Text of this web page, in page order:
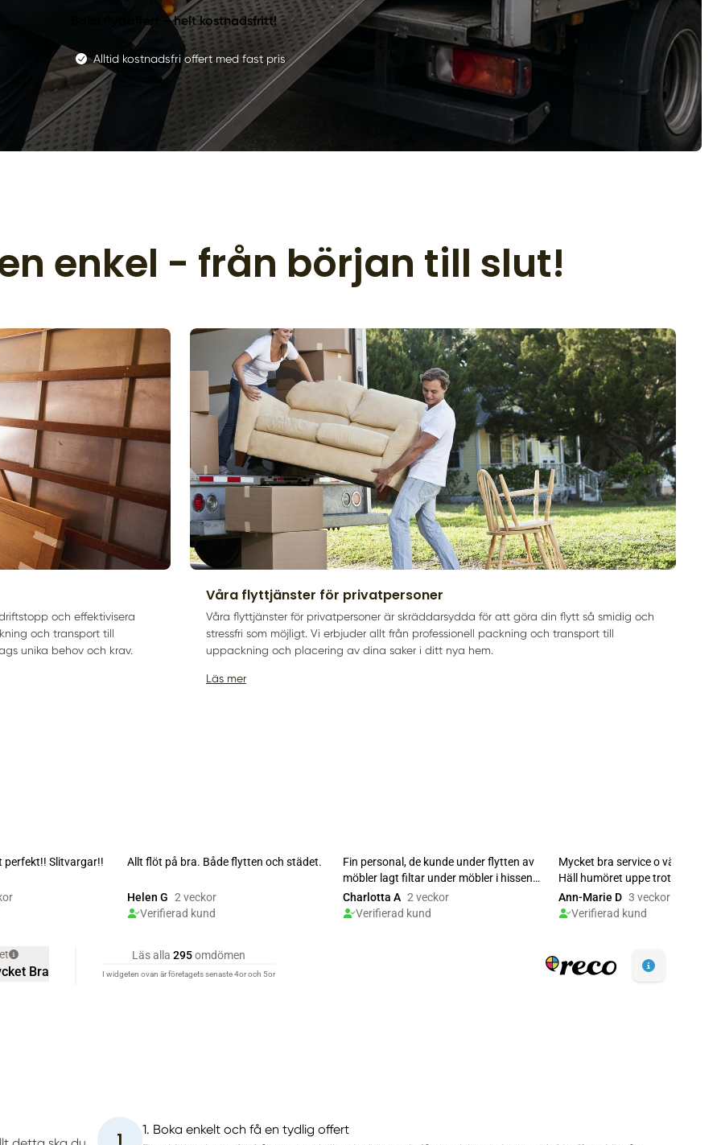
Boka flyttoffert – helt kostnadsfritt!
Alltid kostnadsfri offert med fast pris
enkel - från början till slut!
och effektivisera
och transport till
unika behov och krav.
Våra flyttjänster för privatpersoner
Våra flyttjänster för privatpersoner är skräddarsydda för att göra din flytt så smidig och
stressfri som möjligt. Vi erbjuder allt från professionell packning och transport till
uppackning och placering av dina saker i ditt nya hem.
Läs mer
1
1. Boka enkelt och få en tydlig offert